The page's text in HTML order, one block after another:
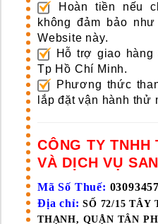
Hoàn tiền nếu
không đảm bảo
Website này.
Hỗ trợ giao
Tp Hồ Chí Minh.
Phương thức
lắp đặt vận hành thử
CÔNG TY TNHH
VÀ DỊCH VỤ
Mã Số Thuế:
Địa chỉ:SỐ 72/15 TÂY
THẠNH, QUẬN TÂN